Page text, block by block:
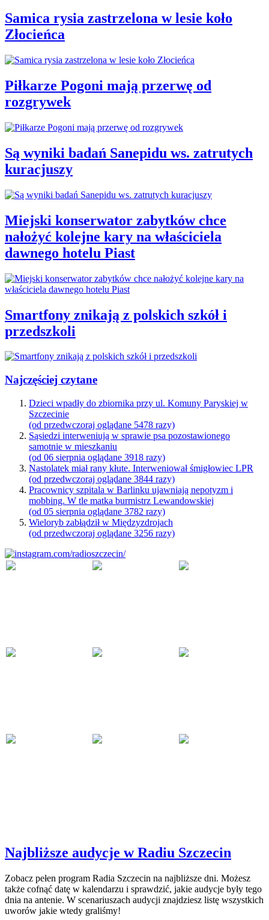
Samica rysia zastrzelona w lesie koło
Złocieńca
Piłkarze Pogoni mają przerwę od
rozgrywek
Są wyniki badań Sanepidu ws. zatrutych
kuracjuszy
Miejski konserwator zabytków chce
nałożyć kolejne kary na właściciela
dawnego hotelu Piast
Smartfony znikają z polskich szkół i
przedszkoli
Najczęściej czytane
Dzieci wpadły do zbiornika przy ul. Komuny Paryskiej w
Szczecinie
(od przedwczoraj oglądane 5478 razy)
Sąsiedzi interweniują w sprawie psa pozostawionego
samotnie w mieszkaniu
(od 06 sierpnia oglądane 3918 razy)
Nastolatek miał rany kłute. Interweniował śmigłowiec LPR
(od przedwczoraj oglądane 3844 razy)
Pracownicy szpitala w Barlinku ujawniają nepotyzm i
mobbing. W tle matka burmistrz Lewandowskiej
(od 05 sierpnia oglądane 3782 razy)
Wieloryb zabłądził w Międzyzdrojach
(od przedwczoraj oglądane 3256 razy)
Najbliższe audycje w Radiu Szczecin
Zobacz pełen program Radia Szczecin na najbliższe dni. Możesz
także cofnąć datę w kalendarzu i sprawdzić, jakie audycje były tego
dnia na antenie. W scenariuszach audycji znajdziesz listę wszystkich
uworów jakie wtedy graliśmy!